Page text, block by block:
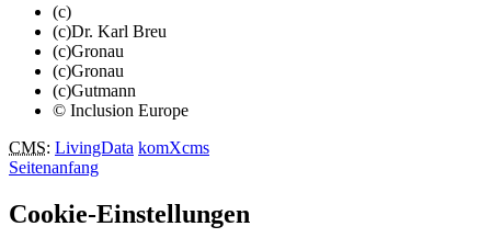
(c)
(c)Dr. Karl Breu
(c)Gronau
(c)Gronau
(c)Gutmann
© Inclusion Europe
CMS: LivingData komXcms
Seitenanfang
Cookie-Einstellungen